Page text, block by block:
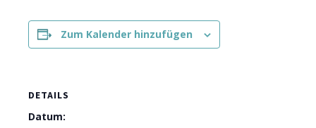
Zum Kalender hinzufügen
DETAILS
Datum: